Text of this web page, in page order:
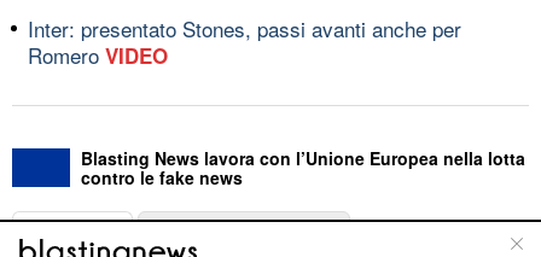
Inter: presentato Stones, passi avanti anche per
Romero VIDEO
Blasting News lavora con l’Unione Europea nella lotta
contro le fake news
ABOUT